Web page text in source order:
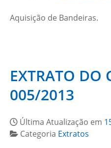
Aquisição de Bandeiras.
EXTRATO DO
005/2013
Última Atualização em
Categoria Extratos